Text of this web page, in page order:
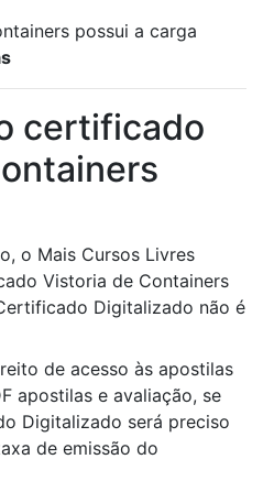
possui a carga
certificado
o Mais Cursos Livres
Vistoria de Containers
Digitalizado não é
de acesso às apostilas
apostilas e avaliação, se
Digitalizado será preciso
de emissão do